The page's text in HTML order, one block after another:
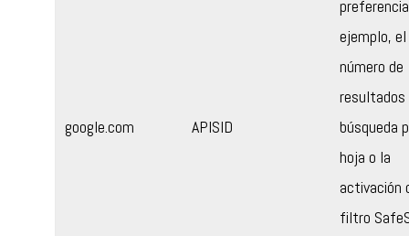
google.com APISID
ejemplo, el
número de
resultados
búsqueda
hoja o la
activación
filtro